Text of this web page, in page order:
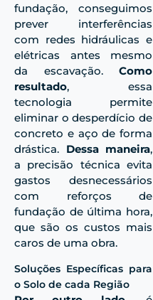
fundação, conseguimos
prever interferências
com redes hidráulicas e
elétricas antes mesmo
da escavação. Como
resultado, essa
tecnologia permite
eliminar o desperdício de
concreto e aço de forma
drástica. Dessa maneira,
a precisão técnica evita
gastos desnecessários
com reforços de
fundação de última hora,
que são os custos mais
caros de uma obra.
Soluções Específicas para
o Solo de cada Região